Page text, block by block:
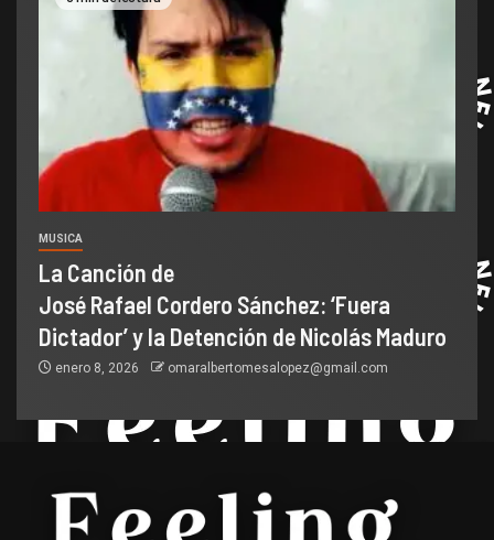
MUSICA
La Canción de
José Rafael Cordero Sánchez: ‘Fuera
Dictador’ y la Detención de Nicolás Maduro
enero 8, 2026 omaralbertomesalopez@gmail.com